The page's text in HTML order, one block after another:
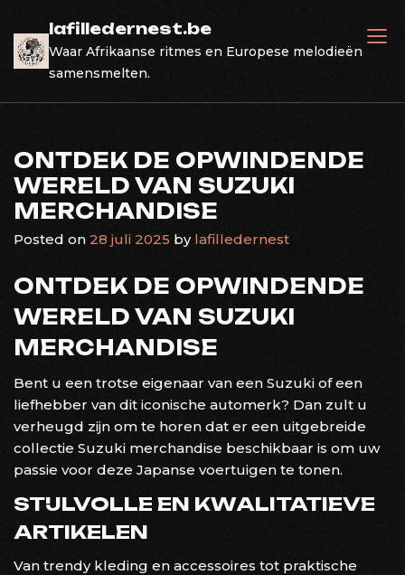
content
lafilledernest.be
Waar Afrikaanse ritmes en Europese melodieën
samensmelten.
ONTDEK DE OPWINDENDE
WERELD VAN SUZUKI
MERCHANDISE
Posted on 28 juli 2025 by lafilledernest
ONTDEK DE OPWINDENDE
WERELD VAN SUZUKI
MERCHANDISE
Bent u een trotse eigenaar van een Suzuki of een
liefhebber van dit iconische automerk? Dan zult u
verheugd zijn om te horen dat er een uitgebreide
collectie Suzuki merchandise beschikbaar is om uw
passie voor deze Japanse voertuigen te tonen.
STIJLVOLLE EN KWALITATIEVE
ARTIKELEN
Van trendy kleding en accessoires tot praktische